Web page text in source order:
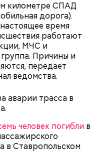
километре СПАД
дорога).
время
работают
МЧС и
Причины и
передает
ведомства.
аварии трасса в
человек погибли в
в Ставропольском
детей,
достигло
появился на свет в
годами позже
сетях про
из подмосковного
релейные
заказное убийство
Собчак, — сообщил